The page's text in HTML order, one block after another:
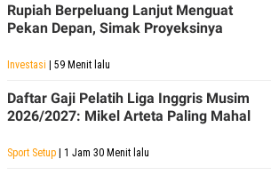
Rupiah Berpeluang Lanjut Menguat
Pekan Depan, Simak Proyeksinya
Investasi | 59 Menit lalu
Daftar Gaji Pelatih Liga Inggris Musim
2026/2027: Mikel Arteta Paling Mahal
Sport Setup | 1 Jam 30 Menit lalu